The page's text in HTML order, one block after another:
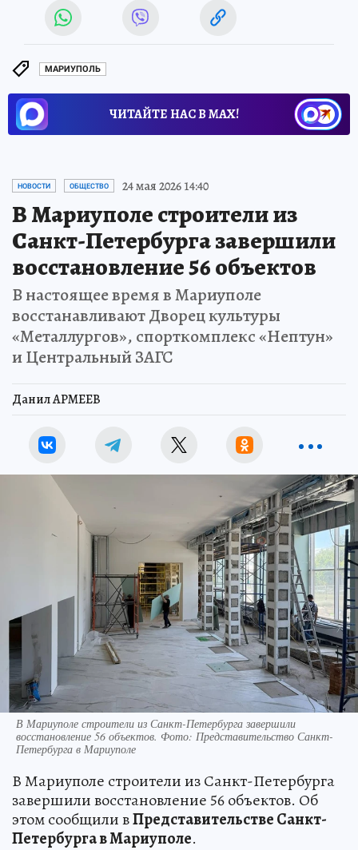
МАРИУПОЛЬ
ЧИТАЙТЕ НАС В МАХ!
НОВОСТИ ОБЩЕСТВО 24 мая 2026 14:40
В Мариуполе строители из
Санкт-Петербурга завершили
восстановление 56 объектов
В настоящее время в Мариуполе
восстанавливают Дворец культуры
«Металлургов», спорткомплекс «Нептун»
и Центральный ЗАГС
Данил АРМЕЕВ
В Мариуполе строители из Санкт-Петербурга завершили
восстановление 56 объектов. Фото: Представительство Санкт-
Петербурга в Мариуполе
В Мариуполе строители из Санкт-Петербурга
завершили восстановление 56 объектов. Об
этом сообщили вПредставительстве Санкт-
Петербурга в Мариуполе.